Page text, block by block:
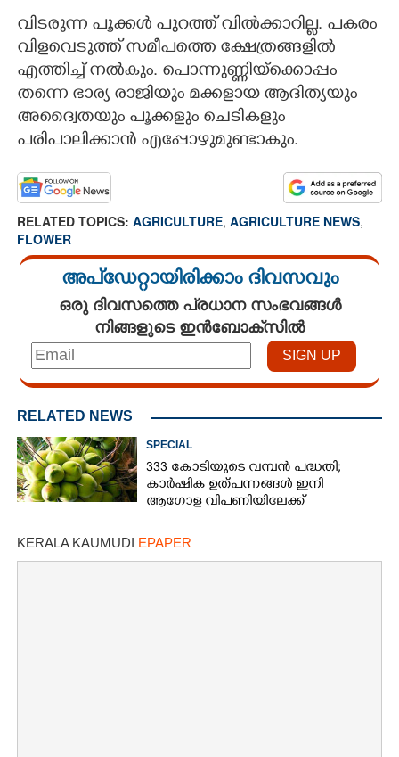
വിടരുന്ന പൂക്കൾ പുറത്ത് വിൽക്കാറില്ല. പകരം
വിളവെടുത്ത് സമീപത്തെ ക്ഷേത്രങ്ങളിൽ
എത്തിച്ച് നൽകും. പൊന്നുണ്ണിയ്ക്കൊപ്പം
തന്നെ ഭാര്യ രാജിയും മക്കളായ ആദിത്യയും
അദ്വൈതയും പൂക്കളും ചെടികളും
പരിപാലിക്കാൻ എപ്പോഴുമുണ്ടാകും.
RELATED TOPICS: AGRICULTURE, AGRICULTURE NEWS,
FLOWER
അപ്ഡേറ്റായിരിക്കാം ദിവസവും
ഒരു ദിവസത്തെ പ്രധാന സംഭവങ്ങൾ
നിങ്ങളുടെ ഇൻബോക്സിൽ
RELATED NEWS
SPECIAL
333 കോടിയുടെ വമ്പന്‍ പദ്ധതി;
കാര്‍ഷിക ഉത്പന്നങ്ങള്‍ ഇനി
ആഗോള വിപണിയിലേക്ക്
KERALA KAUMUDI EPAPER